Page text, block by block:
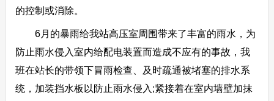
的控制或消除。
6月的暴雨给我站高压室周围带来了丰富的雨水，为
防止雨水侵入室内给配电装置而造成不应有的事故，我
班在站长的带领下冒雨检查、及时疏通被堵塞的排水系
统，加装挡水板以防止雨水侵入;紧接着在室内墙壁加抹